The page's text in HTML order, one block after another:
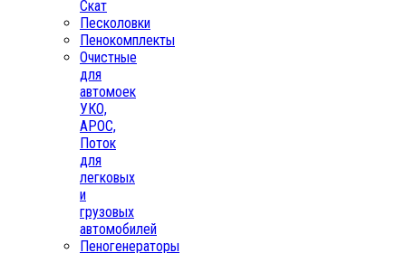
Скат
Песколовки
Пенокомплекты
Очистные
для
автомоек
УКО,
АРОС,
Поток
для
легковых
и
грузовых
автомобилей
Пеногенераторы